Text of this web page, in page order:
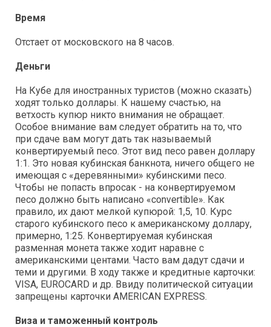
Время
Отстает от московского на 8 часов.
Деньги
На Кубе для иностранных туристов (можно сказать)
ходят только доллары. К нашему счастью, на
ветхость купюр никто внимания не обращает.
Особое внимание вам следует обратить на то, что
при сдаче вам могут дать так называемый
конвертируемый песо. Этот вид песо равен доллару
1:1. Это новая кубинская банкнота, ничего общего не
имеющая с «деревянными» кубинскими песо.
Чтобы не попасть впросак - на конвертируемом
песо должно быть написано «convertible». Как
правило, их дают мелкой купюрой: 1,5, 10. Курс
старого кубинского песо к американскому доллару,
примерно, 1:25. Конвертируемая кубинская
разменная монета также ходит наравне с
американскими центами. Часто вам дадут сдачи и
теми и другими. В ходу также и кредитные карточки:
VISA, EUROCARD и др. Ввиду политической ситуации
запрещены карточки AMERICAN EXPRESS.
Виза и таможенный контроль